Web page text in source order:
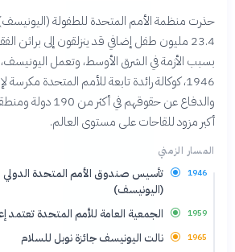
23.4 مليون طفل إضافي قد ينزلقون إلى براثن
بسبب الأزمة في الشرق الأوسط، وتعمل
1946، كوكالة رائدة تابعة للأمم المتحدة مكرسة
والدفاع عن حقوقهم في
أكبر مزود للقاحات على مستوى العالم.
المسار الزمني
1946
تأسيس صندوق الأمم المتحدة الدولي
(اليونيسف)
1959 الجمعية العامة للأمم المتحدة
1965 نالت اليونيسف جائزة نوبل للسلام